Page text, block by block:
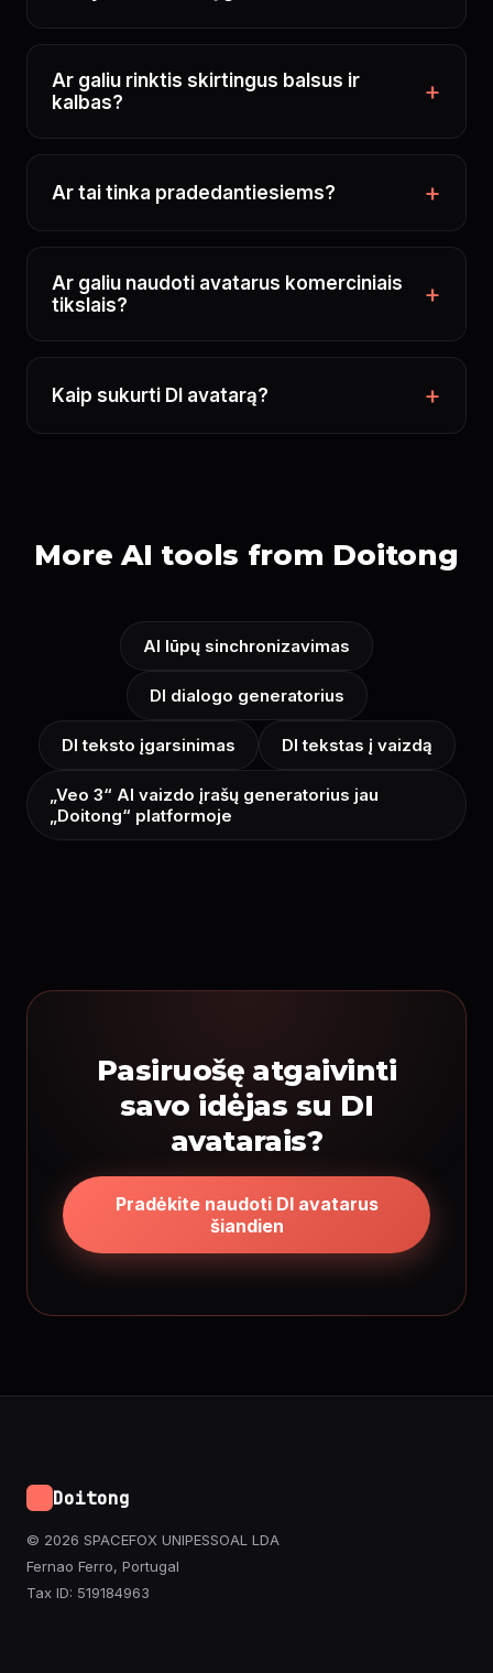
Ar galiu rinktis skirtingus balsus ir
kalbas?
Ar tai tinka pradedantiesiems?
Ar galiu naudoti avatarus komerciniais
tikslais?
Kaip sukurti DI avatarą?
More AI tools from Doitong
AI lūpų sinchronizavimas
DI dialogo generatorius
DI teksto įgarsinimas DI tekstas į vaizdą
„Veo 3“ AI vaizdo įrašų generatorius jau
„Doitong“ platformoje
Pasiruošę atgaivinti
savo idėjas su DI
avatarais?
Pradėkite naudoti DI avatarus
šiandien
Doitong
© 2026 SPACEFOX UNIPESSOAL LDA
Fernao Ferro, Portugal
Tax ID: 519184963